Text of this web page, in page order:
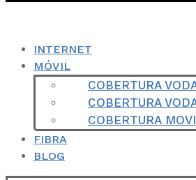
INTERNET
MÓVIL
COBERTURA
COBERTURA
COBERTURA
FIBRA
BLOG